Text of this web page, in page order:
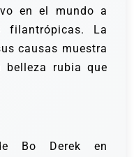
en el mundo a
filantrópicas. La
causas muestra
rubia que
Bo Derek en